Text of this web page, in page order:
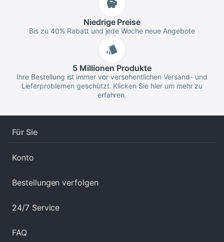
NiedrigePreise
Bis zu 40% Rabatt und jede Woche neue Angebote
5 Millionen Produkte
Ihre Bestellung ist immer vor versehentlichen Versand- und
Lieferproblemen geschützt. Klicken Sie hier um mehr zu
erfahren.
Für Sie
Konto
Bestellungen verfolgen
24/7 Service
FAQ